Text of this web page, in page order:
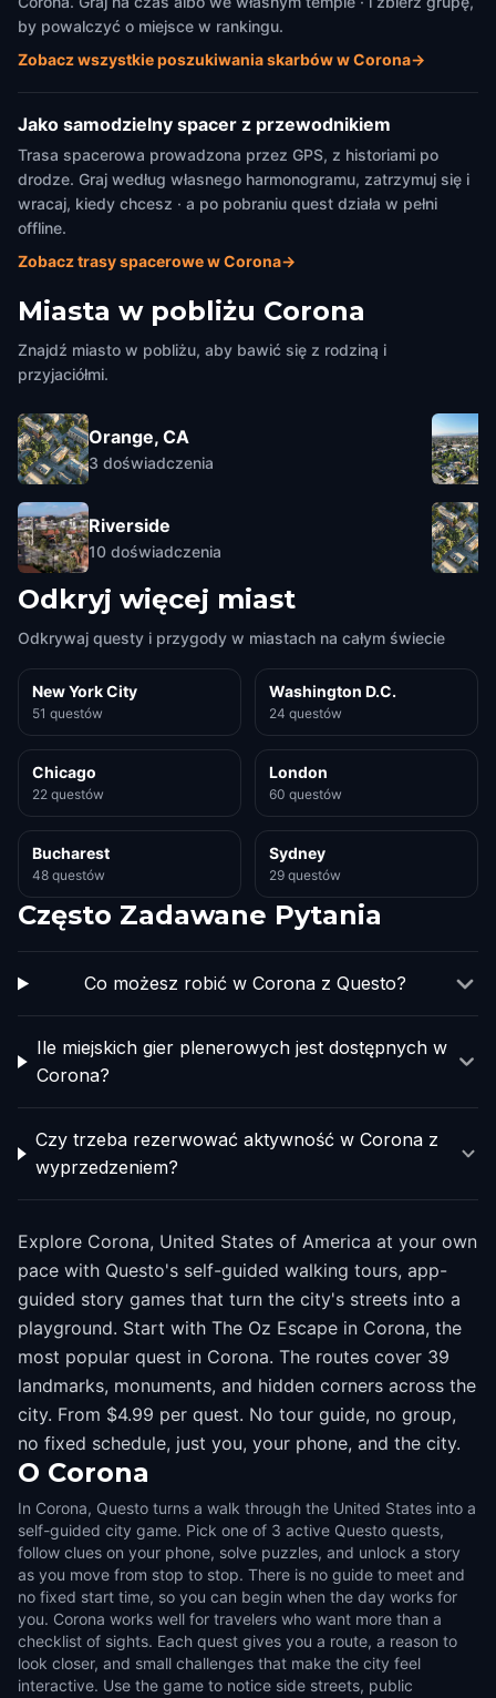
by powalczyć o miejsce w rankingu.
Zobacz wszystkie poszukiwania skarbów w Corona→
Jako samodzielny spacer z przewodnikiem
Trasa spacerowa prowadzona przez GPS, z historiami po
drodze. Graj według własnego harmonogramu, zatrzymuj się i
wracaj, kiedy chcesz · a po pobraniu quest działa w pełni
offline.
Zobacz trasy spacerowe w Corona→
Miasta w pobliżu Corona
Znajdź miasto w pobliżu, aby bawić się z rodziną i
przyjaciółmi.
Orange, CA
3 doświadczenia
Riverside
10 doświadczenia
Odkryj więcej miast
Odkrywaj questy i przygody w miastach na całym świecie
New York City
51 questów
Washington D.C.
24 questów
Chicago
22 questów
London
60 questów
Bucharest
48 questów
Sydney
29 questów
Często Zadawane Pytania
Co możesz robić w Corona z Questo?
Ile miejskich gier plenerowych jest dostępnych w
Corona?
Czy trzeba rezerwować aktywność w Corona z
wyprzedzeniem?
Explore Corona, United States of America at your own
pace with Questo's self-guided walking tours, app-
guided story games that turn the city's streets into a
playground. Start with The Oz Escape in Corona, the
most popular quest in Corona. The routes cover 39
landmarks, monuments, and hidden corners across the
city. From $4.99 per quest. No tour guide, no group,
no fixed schedule, just you, your phone, and the city.
O Corona
In Corona, Questo turns a walk through the United States into a
self-guided city game. Pick one of 3 active Questo quests,
follow clues on your phone, solve puzzles, and unlock a story
as you move from stop to stop. There is no guide to meet and
no fixed start time, so you can begin when the day works for
you. Corona works well for travelers who want more than a
checklist of sights. Each quest gives you a route, a reason to
look closer, and small challenges that make the city feel
interactive. Use the game to notice side streets, public